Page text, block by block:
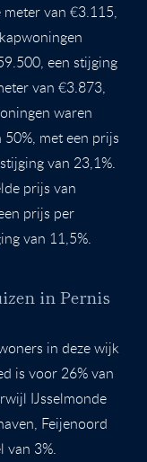
van €3.115,
een stijging
van €3.873,
waren
met een prijs
van 23,1%.
prijs van
prijs per
van 11,5%.
in Pernis
in deze wijk
is voor 26% van
IJsselmonde
Feijenoord
van 3%.